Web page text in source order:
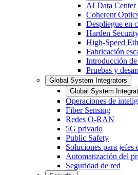
AI Data
Coherent
Despliegue en
Harden
High-Speed
Fabricación
Introducción
Pruebas y
Global System Integrators
Global System
Operaciones de
Fiber Sensing
Redes O-RAN
5G privado
Public Safety
Soluciones para jefes
Automatización del
Seguridad de red